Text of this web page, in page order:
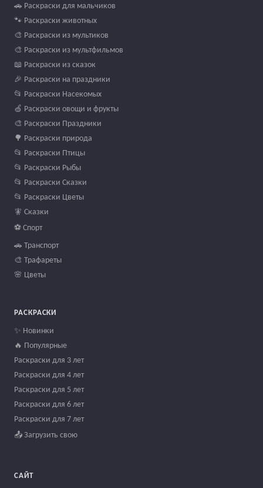
🚗 Раскраски для мальчиков
🐾 Раскраски животных
🎨 Раскраски из мультиков
🎨 Раскраски из мультфильмов
📖 Раскраски из сказок
🎉 Раскраски на праздники
📂 Раскраски Насекомых
🍏 Раскраски овощи и фрукты
🎨 Раскраски Праздники
🌳 Раскраски природа
📂 Раскраски Птицы
📂 Раскраски Рыбы
📂 Раскраски Сказки
📂 Раскраски Цветы
🧚 Сказки
⚽ Спорт
🚗 Транспорт
🎨 Трафареты
🌸 Цветы
РАСКРАСКИ
✨ Новинки
🔥 Популярные
Раскраски для 3 лет
Раскраски для 4 лет
Раскраски для 5 лет
Раскраски для 6 лет
Раскраски для 7 лет
📤 Загрузить свою
САЙТ